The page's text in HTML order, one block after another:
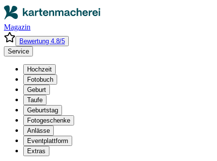
Magazin
Bewertung 4.8/5
Service
Hochzeit
Fotobuch
Geburt
Taufe
Geburtstag
Fotogeschenke
Anlässe
Eventplattform
Extras